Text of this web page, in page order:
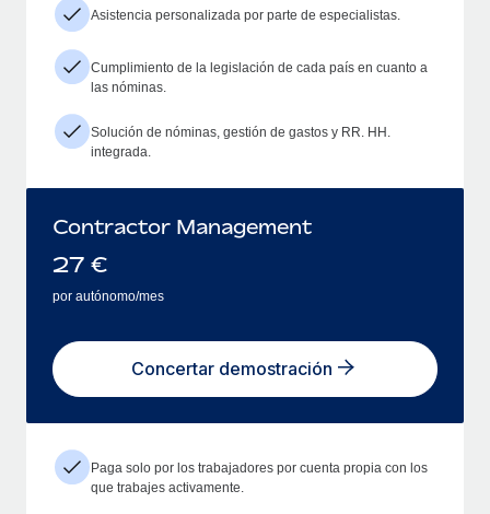
Asistencia personalizada por parte de especialistas.
Cumplimiento de la legislación de cada país en cuanto a
las nóminas.
Solución de nóminas, gestión de gastos y RR. HH.
integrada.
Contractor Management
27 €
por autónomo/mes
Concertar demostración
Paga solo por los trabajadores por cuenta propia con los
que trabajes activamente.